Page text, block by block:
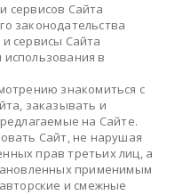
сервисов Сайта
законодательства
сервисы Сайта
в
знакомиться с
заказывать и
на Сайте.
Сайт, не нарушая
прав третьих лиц, а
применимым
и смежные